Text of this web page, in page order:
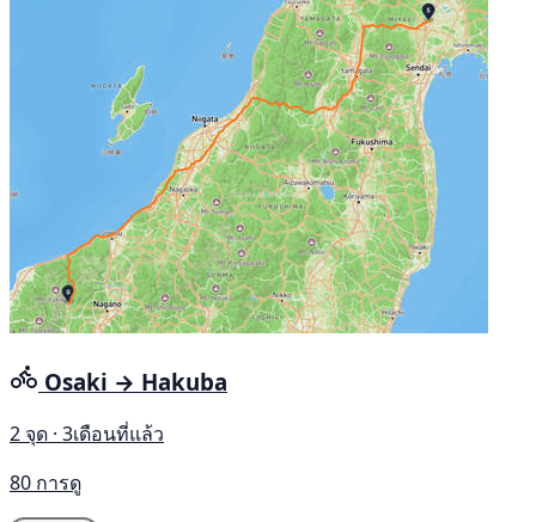
Osaki → Hakuba
2 จุด · 3เดือนที่แล้ว
80 การดู